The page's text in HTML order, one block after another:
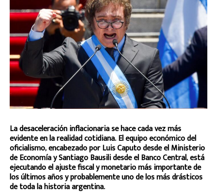
La desaceleración inflacionaria se hace cada vez más
evidente en la realidad cotidiana. El equipo económico del
oficialismo, encabezado por Luis Caputo desde el Ministerio
de Economía y Santiago Bausili desde el Banco Central, está
ejecutando el ajuste fiscal y monetario más importante de
los últimos años y probablemente uno de los más drásticos
de toda la historia argentina.